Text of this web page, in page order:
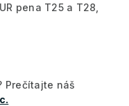
pena T25 a T28,
Prečítajte náš